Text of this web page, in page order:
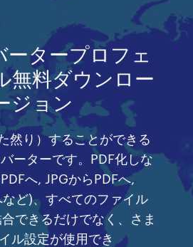
ータープロフェ
無料ダウンロー
ジョン
然り）することができる
ーターです。PDF化しな
へ, JPGからPDFへ,
ど)、すべてのファイル
できるだけでなく、さま
ル設定が使用でき